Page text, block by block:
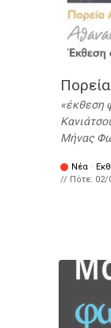
έκθεση
Μήνας
Νέα ·
// Πότε: 02/